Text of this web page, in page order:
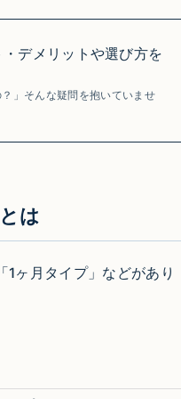
デメリットや選び方を
」そんな疑問を抱いていませ
は
ヶ月タイプ」などがあり